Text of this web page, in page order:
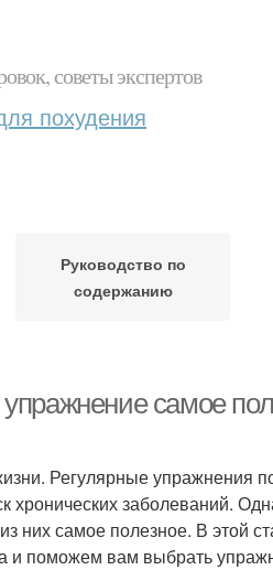
советы экспертов
похудения
Руководство по
содержанию
самое
Регулярные упражнения
заболеваний.
них самое полезное. В этой
и поможем вам выбрать